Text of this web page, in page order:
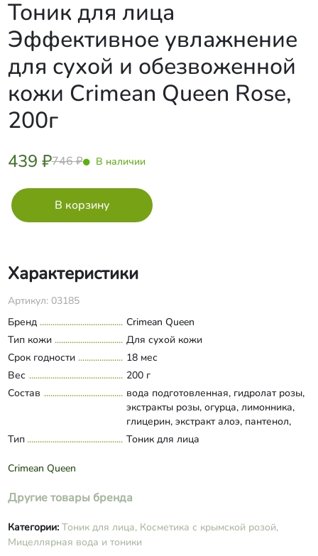
Тоник для лица
Эффективное увлажнение
для сухой и обезвоженной
кожи Crimean Queen Rose,
200г
439 ₽746 ₽ В наличии
Характеристики
Артикул: 03185
Бренд
Crimean Queen
Тип кожи
Для сухой кожи
Срок годности
18 мес
Вес
200 г
Состав
вода подготовленная, гидролат розы,
экстракты розы, огурца, лимонника,
глицерин, экстракт алоэ, пантенол,
натрия пирролидонкарбонат,
эфирные масла лимонника, герани,
кетон малины.
Развернуть состав
Тип Тоник для лица
Crimean Queen
Другие товары бренда
Категории: Тоник для лица, Косметика с крымской розой,
Мицеллярная вода и тоники